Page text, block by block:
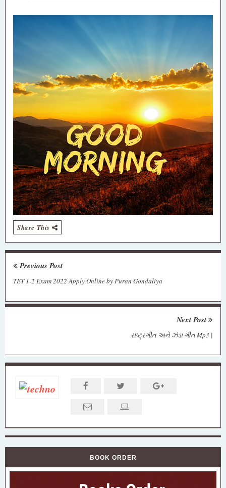
Share This
Previous Post
TET 1-2 Exam 2022 Apply Online by Puran Gondaliya
Next Post
રાષ્ટ્રગીત અને ઝંડા ગીત Mp3 |
BOOK ORDER